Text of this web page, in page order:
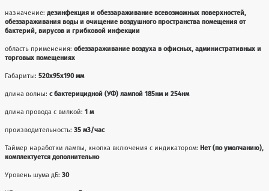
назначение:дезинфекция и обеззараживание всевозможных поверхностей,
обеззараживания воды и очищение воздушного пространства помещения от
бактерий, вирусов и грибковой инфекции
область применения:обеззараживание воздуха в офисных, административных и
торговых помещениях
Габариты:520x95x190 мм
длина волны:с бактерицидной (УФ) лампой 185нм и 254нм
длина провода с вилкой:1 м
производительность:35 м3/час
Таймер наработки лампы, кнопка включения с индикатором: Нет (по умолчанию),
комплектуется дополнительно
Уровень шума дБ:30